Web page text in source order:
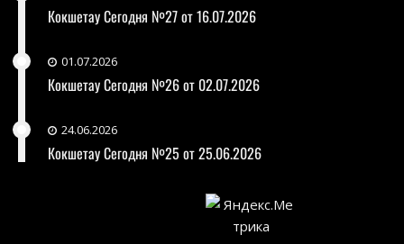
Кокшетау Сегодня №27 от 16.07.2026
01.07.2026
Кокшетау Сегодня №26 от 02.07.2026
24.06.2026
Кокшетау Сегодня №25 от 25.06.2026